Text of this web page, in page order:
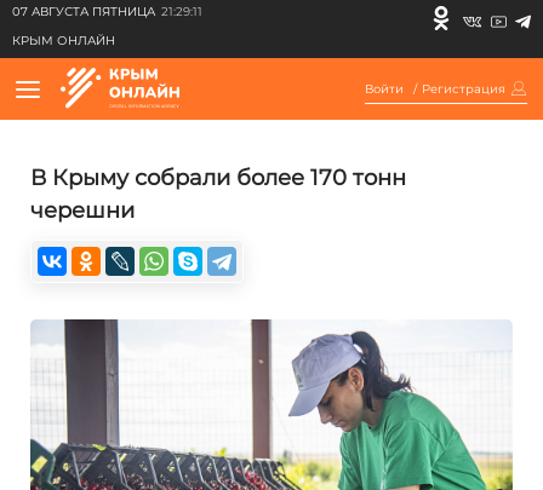
07 АВГУСТА ПЯТНИЦА 21:29:11
КРЫМ ОНЛАЙН
Войти / Регистрация
В Крыму собрали более 170 тонн
черешни